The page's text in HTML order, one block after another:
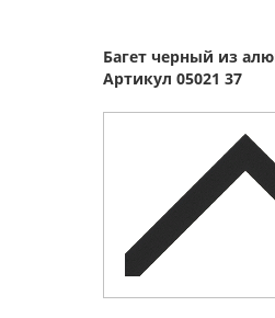
Багет черный из
Артикул 05021 37